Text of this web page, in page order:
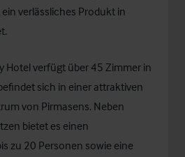
verlässliches Produkt in
Hotel verfügt über 45 Zimmer in
sich in einer attraktiven
von Pirmasens. Neben
bietet es einen
zu 20 Personen sowie eine